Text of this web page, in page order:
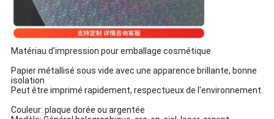
Matériau d'impression pour emballage cosmétique
Papier métallisé sous vide avec une apparence brillante, bonne
isolation
Peut être imprimé rapidement, respectueux de l'environnement.
Couleur: plaque dorée ou argentée